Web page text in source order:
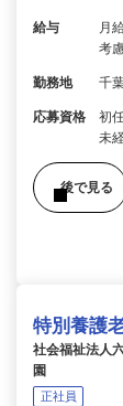
給与
月
考
勤務地 千
応募資格
初
未
後で見る
特別養護
社会福祉法人
園
正社員